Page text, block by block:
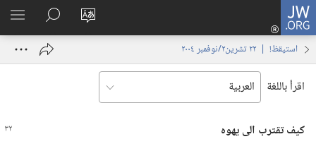
JW.ORG
تغيير
الموقع
تسجيل
الدخول
نافذة
البحث
في
JW.‎ORG
استيقظ‏!‏ | ‏‎٢٢‏ ‏‎تشرين٢/نوفمبر‏ ‎٢٠٠٤
اقرأ باللغة
كيف تقترب الى يهوه